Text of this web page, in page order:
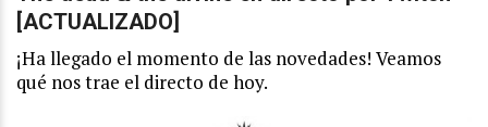
[ACTUALIZADO]
¡Ha llegado el momento de las novedades! Veamos
qué nos trae el directo de hoy.